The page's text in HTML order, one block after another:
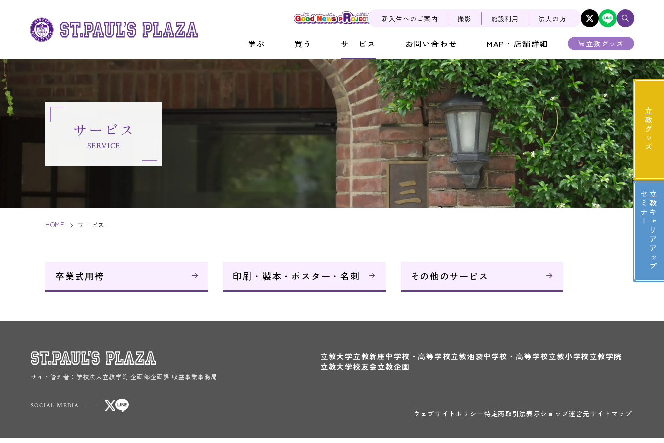
学ぶ 買う サービス お問い合わせ MAP・店舗詳細 立教グッズ
新入生へのご案内 撮影 施設利用 法人の方
サービス
SERVICE
HOME サービス
ほけん 旅行（出張・合宿・留学等） 立教カード
卒業式用袴 印刷・製本・ポスター・名刺 その他のサービス
サイト管理者：学校法人立教学院 企画部企画課 収益事業事務局
SOCIAL MEDIA
立教大学立教新座中学校・高等学校立教池袋中学校・高等学校立教小学校立教学院
立教大学校友会立教企画
ウェブサイトポリシー特定商取引法表示ショップ運営元サイトマップ
立教グッズ
立
教
キ
ャ
リ
ア
ア
ッ
プ
セ
ミ
ナ
ー